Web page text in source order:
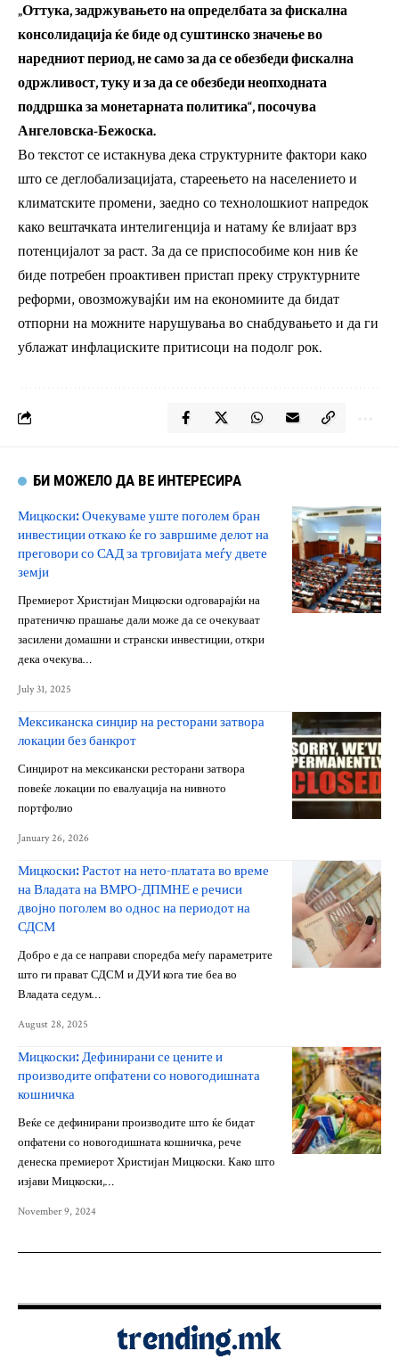
„Оттука, задржувањето на определбата за фискална
консолидација ќе биде од суштинско значење во
наредниот период, не само за да се обезбеди фискална
одржливост, туку и за да се обезбеди неопходната
поддршка за монетарната политика“, посочува
Ангеловска-Бежоска.
Во текстот се истакнува дека структурните фактори како
што се деглобализацијата, стареењето на населението и
климатските промени, заедно со технолошкиот напредок
како вештачката интелигенција и натаму ќе влијаат врз
потенцијалот за раст. За да се приспособиме кон нив ќе
биде потребен проактивен пристап преку структурните
реформи, овозможувајќи им на економиите да бидат
отпорни на можните нарушувања во снабдувањето и да ги
ублажат инфлациските притисоци на подолг рок.
БИ МОЖЕЛО ДА ВЕ ИНТЕРЕСИРА
Мицкоски: Очекуваме уште поголем бран
инвестиции откако ќе го завршиме делот на
преговори со САД за трговијата меѓу двете
земји
Премиерот Христијан Мицкоски одговарајќи на
пратеничко прашање дали може да се очекуваат
засилени домашни и странски инвестиции, откри
дека очекува…
July 31, 2025
Мексиканска синџир на ресторани затвора
локации без банкрот
Синџирот на мексикански ресторани затвора
повеќе локации по евалуација на нивното
портфолио
January 26, 2026
Мицкоски: Растот на нето-платата во време
на Владата на ВМРО-ДПМНЕ е речиси
двојно поголем во однос на периодот на
СДСМ
Добро е да се направи споредба меѓу параметрите
што ги прават СДСМ и ДУИ кога тие беа во
Владата седум…
August 28, 2025
Мицкоски: Дефинирани се цените и
производите опфатени со новогодишната
кошничка
Веќе се дефинирани производите што ќе бидат
опфатени со новогодишната кошничка, рече
денеска премиерот Христијан Мицкоски. Како што
изјави Мицкоски,…
November 9, 2024